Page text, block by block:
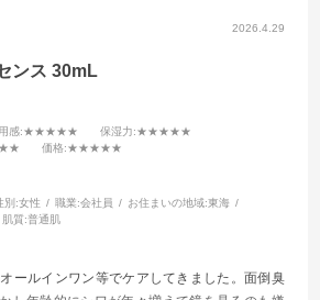
2026.4.29
ンス 30mL
感:★★★★★ 保湿力:★★★★★
価格:★★★★★
別:女性 職業:会社員 お住まいの地域:東海
肌質:普通肌
ールインワン等でケアしてきました。面倒臭